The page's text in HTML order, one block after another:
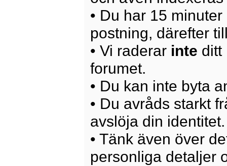
• Du har 15
postning, därefter
• Vi raderar inte ditt
forumet.
• Du kan inte byta
• Du avråds starkt
avslöja din identitet.
• Tänk även över
personliga detaljer